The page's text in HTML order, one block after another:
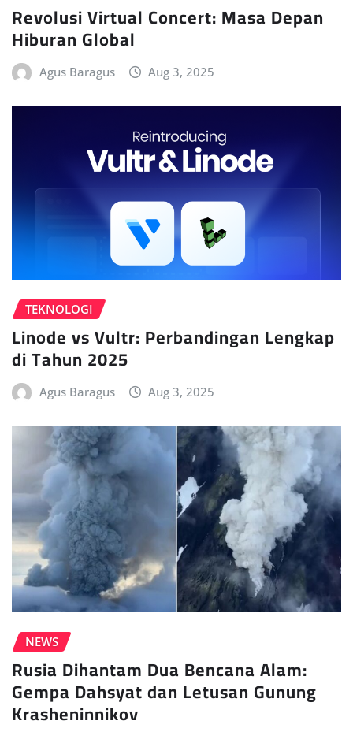
Revolusi Virtual Concert: Masa Depan
Hiburan Global
Agus Baragus Aug 3, 2025
TEKNOLOGI
Linode vs Vultr: Perbandingan Lengkap
di Tahun 2025
Agus Baragus Aug 3, 2025
NEWS
Rusia Dihantam Dua Bencana Alam:
Gempa Dahsyat dan Letusan Gunung
Krasheninnikov